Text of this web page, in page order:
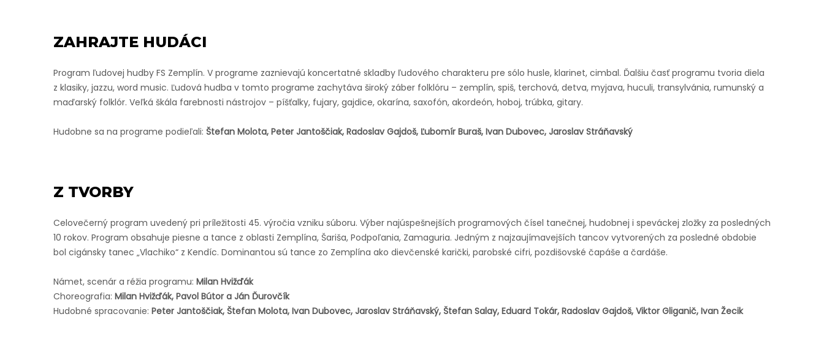
ZAHRAJTE HUDÁCI
Program ľudovej hudby FS Zemplín. V programe zaznievajú koncertatné skladby ľudového charakteru pre sólo husle, klarinet, cimbal. Ďalšiu časť programu tvoria diela
z klasiky, jazzu, word music. Ľudová hudba v tomto programe zachytáva široký záber folklóru – zemplín, spiš, terchová, detva, myjava, huculi, transylvánia, rumunský a
maďarský folklór. Veľká škála farebnosti nástrojov – píšťalky, fujary, gajdice, okarína, saxofón, akordeón, hoboj, trúbka, gitary.
Hudobne sa na programe podieľali: Štefan Molota, Peter Jantoščiak, Radoslav Gajdoš, Ľubomír Buraš, Ivan Dubovec, Jaroslav Stráňavský
Z TVORBY
Celovečerný program uvedený pri príležitosti 45. výročia vzniku súboru. Výber najúspešnejších programových čísel tanečnej, hudobnej i speváckej zložky za posledných
10 rokov. Program obsahuje piesne a tance z oblasti Zemplína, Šariša, Podpoľania, Zamaguria. Jedným z najzaujímavejších tancov vytvorených za posledné obdobie
bol cigánsky tanec „Vlachiko“ z Kendíc. Dominantou sú tance zo Zemplína ako dievčenské karički, parobské cifri, pozdišovské čapáše a čardáše.
Námet, scenár a réžia programu: Milan Hvižďák
Choreografia: Milan Hvižďák, Pavol Bútor a Ján Ďurovčík
Hudobné spracovanie: Peter Jantoščiak, Štefan Molota, Ivan Dubovec, Jaroslav Stráňavský, Štefan Salay, Eduard Tokár, Radoslav Gajdoš, Viktor Gliganič, Ivan Žecik